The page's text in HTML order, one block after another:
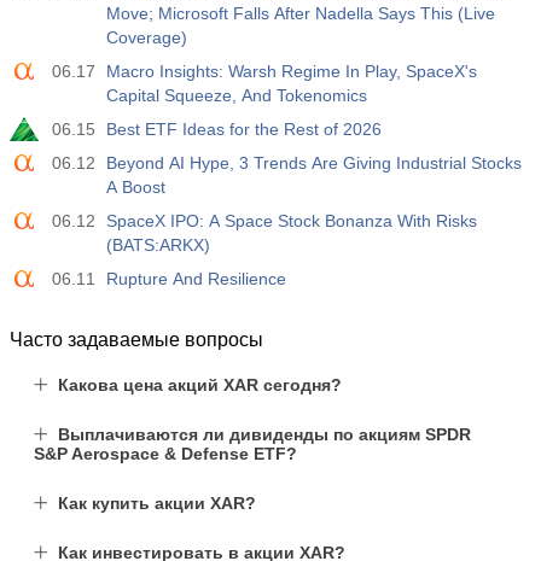
USD
Чистый объем спекулятивных позиций по S&P 500
от CFTC
Акт.
-27.3 тыс
Прог.
Пред.
19:30
Чистый объем спекулятивных позиций по Nasdaq
100 от CFTC
-14.6 тыс
4.9 тыс
Move; Microsoft Falls After Nadella Says This (Live
Coverage)
06.17
Macro Insights: Warsh Regime In Play, SpaceX's
Capital Squeeze, And Tokenomics
06.15
Best ETF Ideas for the Rest of 2026
06.12
Beyond AI Hype, 3 Trends Are Giving Industrial Stocks
A Boost
06.12
SpaceX IPO: A Space Stock Bonanza With Risks
(BATS:ARKX)
06.11
Rupture And Resilience
Часто задаваемые вопросы
Какова цена акций XAR сегодня?
Выплачиваются ли дивиденды по акциям SPDR
S&P Aerospace & Defense ETF?
Как купить акции XAR?
Как инвестировать в акции XAR?